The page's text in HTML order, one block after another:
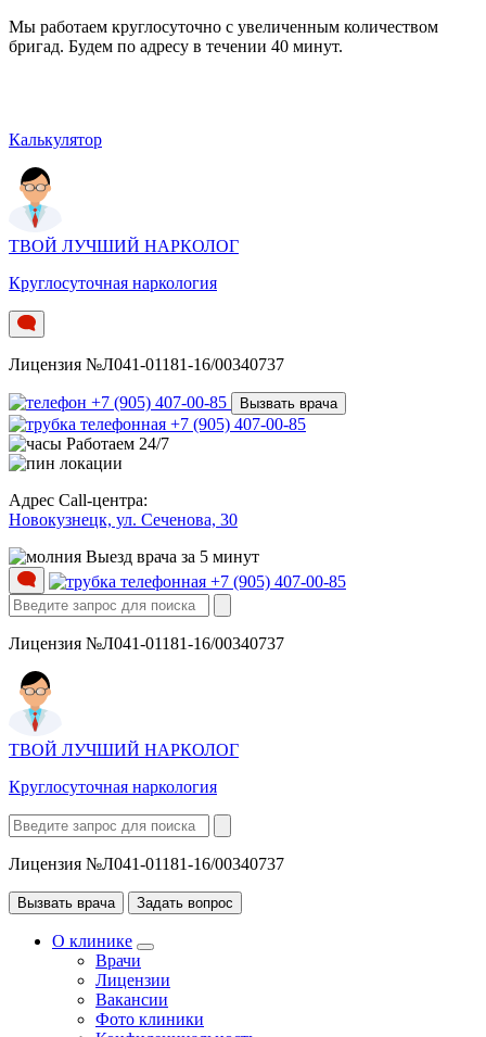
Мы работаем круглосуточно c увеличенным количеством
бригад. Будем по адресу в течении 40 минут.
Калькулятор
ТВОЙ ЛУЧШИЙ НАРКОЛОГ
Круглосуточная наркология
Лицензия №Л041-01181-16/00340737
+7 (905) 407-00-85 Вызвать врача
+7 (905) 407-00-85
Работаем 24/7
Адрес Call-центра:
Новокузнецк, ул. Сеченова, 30
Выезд врача за 5 минут
+7 (905) 407-00-85
Лицензия №Л041-01181-16/00340737
ТВОЙ ЛУЧШИЙ НАРКОЛОГ
Круглосуточная наркология
Лицензия №Л041-01181-16/00340737
Вызвать врача Задать вопрос
О клинике
Врачи
Лицензии
Вакансии
Фото клиники